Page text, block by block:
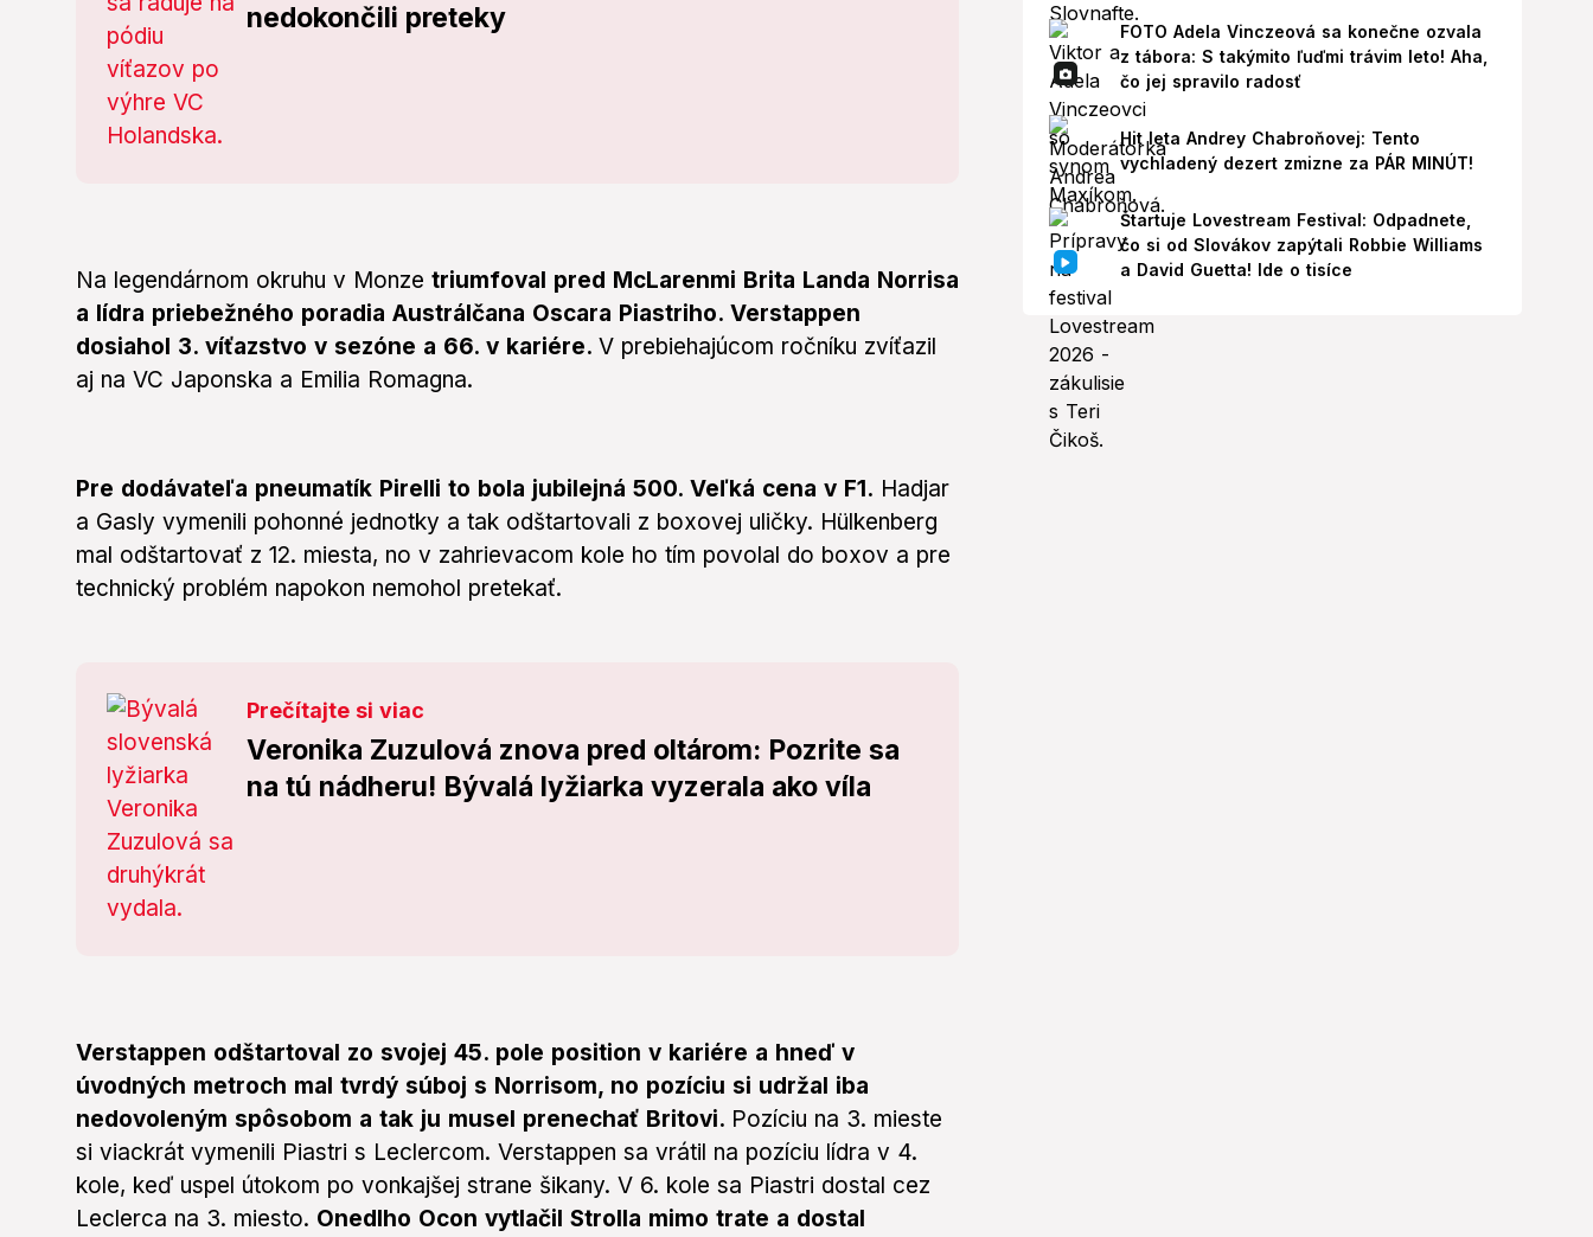
nedokončili preteky
Na legendárnom okruhu v Monze triumfoval pred McLarenmi Brita Landa Norrisa
a lídra priebežného poradia Austrálčana Oscara Piastriho. Verstappen
dosiahol 3. víťazstvo v sezóne a 66. v kariére. V prebiehajúcom ročníku zvíťazil
aj na VC Japonska a Emilia Romagna.
Pre dodávateľa pneumatík Pirelli to bola jubilejná 500. Veľká cena v F1. Hadjar
a Gasly vymenili pohonné jednotky a tak odštartovali z boxovej uličky. Hülkenberg
mal odštartovať z 12. miesta, no v zahrievacom kole ho tím povolal do boxov a pre
technický problém napokon nemohol pretekať.
Prečítajte si viac
Veronika Zuzulová znova pred oltárom: Pozrite sa
na tú nádheru! Bývalá lyžiarka vyzerala ako víla
Verstappen odštartoval zo svojej 45. pole position v kariére a hneď v
úvodných metroch mal tvrdý súboj s Norrisom, no pozíciu si udržal iba
nedovoleným spôsobom a tak ju musel prenechať Britovi. Pozíciu na 3. mieste
si viackrát vymenili Piastri s Leclercom. Verstappen sa vrátil na pozíciu lídra v 4.
kole, keď uspel útokom po vonkajšej strane šikany. V 6. kole sa Piastri dostal cez
Leclerca na 3. miesto. Onedlho Ocon vytlačil Strolla mimo trate a dostal
FOTO Adela Vinczeová sa konečne ozvala
z tábora: S takýmito ľuďmi trávim leto! Aha,
čo jej spravilo radosť
Hit leta Andrey Chabroňovej: Tento
vychladený dezert zmizne za PÁR MINÚT!
Štartuje Lovestream Festival: Odpadnete,
čo si od Slovákov zapýtali Robbie Williams
a David Guetta! Ide o tisíce